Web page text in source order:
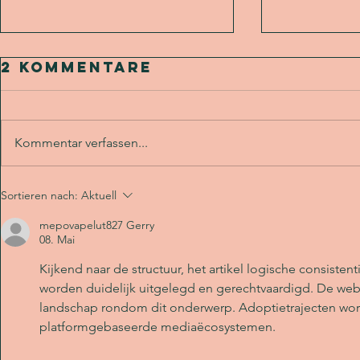
Designer des
2024 | Dawn of
Shapes
Tahia
2 Kommentare
Kommentar verfassen...
Sortieren nach: Aktuell
mepovapelut827 Gerry
08. Mai
Kijkend naar de structuur, het artikel logische
worden duidelijk uitgelegd en gerechtvaardigd. De
landschap rondom dit onderwerp. Adoptietrajecten
platformgebaseerde mediaëcosystemen.